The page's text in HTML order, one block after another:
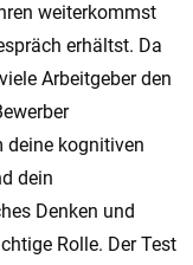
weiterkommst
erhältst. Da
Arbeitgeber den
deine kognitiven
dein
Denken und
Rolle. Der Test